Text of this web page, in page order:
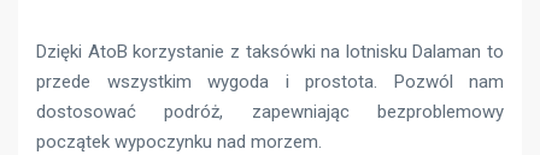
Dzięki AtoB korzystanie z taksówki na lotnisku Dalaman to
przede wszystkim wygoda i prostota. Pozwól nam
dostosować podróż, zapewniając bezproblemowy
początek wypoczynku nad morzem.